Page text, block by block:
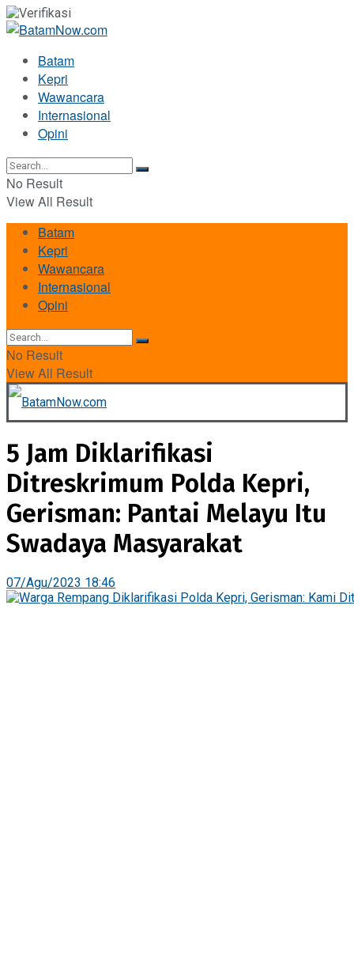
Batam
Kepri
Wawancara
Internasional
Opini
No Result
View All Result
Batam
Kepri
Wawancara
Internasional
Opini
No Result
View All Result
5 Jam Diklarifikasi
Ditreskrimum Polda Kepri,
Gerisman: Pantai Melayu Itu
Swadaya Masyarakat
07/Agu/2023 18:46